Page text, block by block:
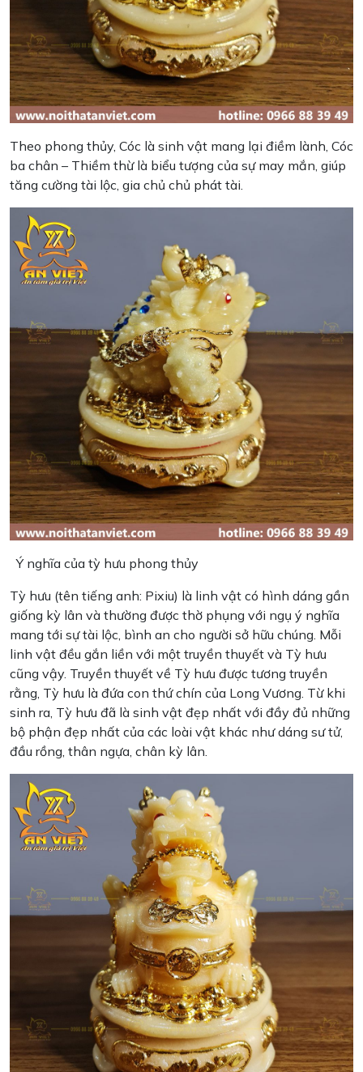
Theo phong thủy, Cóc là sinh vật mang lại điềm lành, Cóc
ba chân – Thiềm thừ là biểu tượng của sự may mắn, giúp
tăng cường tài lộc, gia chủ chủ phát tài.
Ý nghĩa của tỳ hưu phong thủy
Tỳ hưu (tên tiếng anh: Pixiu) là linh vật có hình dáng gần
giống kỳ lân và thường được thờ phụng với ngụ ý nghĩa
mang tới sự tài lộc, bình an cho người sở hữu chúng. Mỗi
linh vật đều gắn liền với một truyền thuyết và Tỳ hưu
cũng vậy. Truyền thuyết về Tỳ hưu được tương truyền
rằng, Tỳ hưu là đứa con thứ chín của Long Vương. Từ khi
sinh ra, Tỳ hưu đã là sinh vật đẹp nhất với đầy đủ những
bộ phận đẹp nhất của các loài vật khác như dáng sư tử,
đầu rồng, thân ngựa, chân kỳ lân.